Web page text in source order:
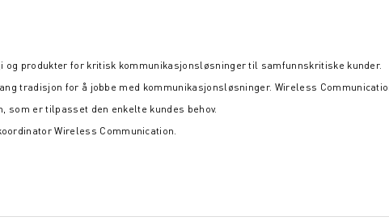
og produkter for kritisk kommunikasjonsløsninger til samfunnskritiske kunder.
tradisjon for å jobbe med kommunikasjonsløsninger. Wireless
som er tilpasset den enkelte kundes behov.
Wireless Communication.